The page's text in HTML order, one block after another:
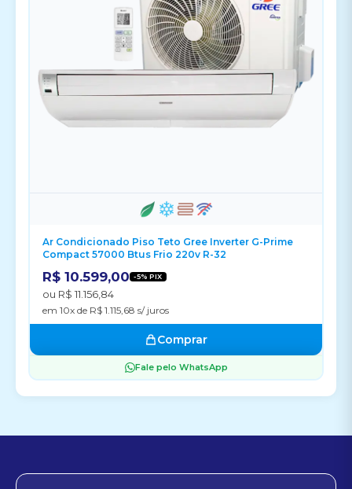
Ar Condicionado Piso Teto Gree Inverter G-Prime
Compact 57000 Btus Frio 220v R-32
R$ 10.599,00 -5% PIX
ou R$ 11.156,84
em 10x de R$ 1.115,68 s/ juros
Comprar
Fale pelo WhatsApp